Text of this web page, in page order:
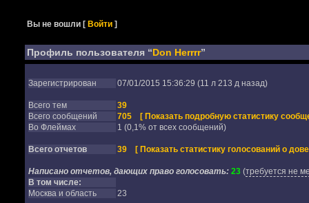
Вы не вошли [Войти ]
Профиль пользователя “Don Herrrr”
Зарегистрирован 07/01/2015 15:36:29 (11 л 213 д назад)
Всего тем
39
Всего сообщений
705
[ Показать подробную статистику
Во Флеймах
1 (0,1% от всех сообщений)
Всего отчетов 39 [ Показать статистику голосований о
Написано отчетов, дающих право голосовать: 23(требуется не
В том числе:
Москва и область
23